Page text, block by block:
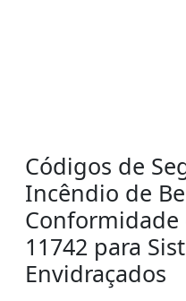
Códigos de
Incêndio de
Conformidade
11742 para
Envidraçados